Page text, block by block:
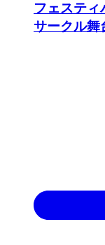
フェステ
サークル舞